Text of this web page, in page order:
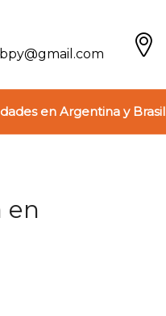
en Argentina y Brasil
en